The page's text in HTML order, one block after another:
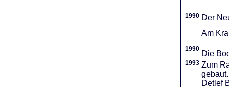
1990 Der
Am
1990
Die
1993 Zum
gebaut.
Detlef